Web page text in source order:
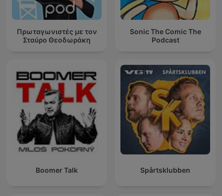
Πρωταγωνιστές με τον
Σταύρο Θεοδωράκη
Sonic The Comic The
Podcast
Boomer Talk Spårtsklubben